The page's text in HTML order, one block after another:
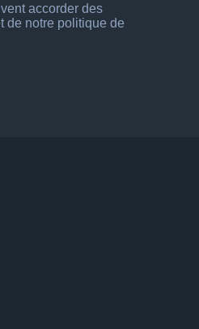
accorder des
de notre politique de